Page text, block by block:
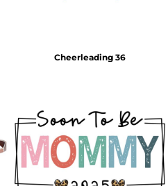
Cheerleading 36